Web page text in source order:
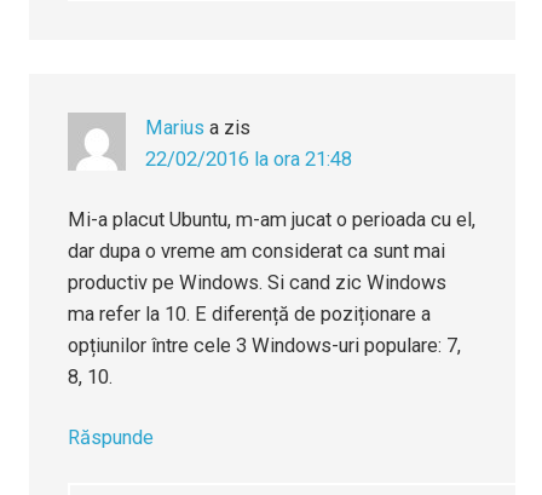
Marius a zis
22/02/2016 la ora 21:48
Mi-a placut Ubuntu, m-am jucat o perioada cu el,
dar dupa o vreme am considerat ca sunt mai
productiv pe Windows. Si cand zic Windows
ma refer la 10. E diferență de poziționare a
opțiunilor între cele 3 Windows-uri populare: 7,
8, 10.
Răspunde